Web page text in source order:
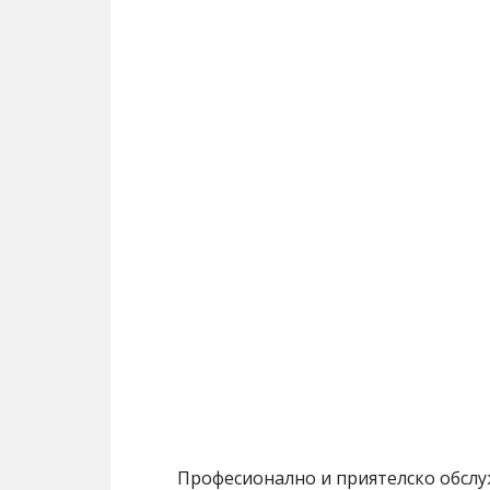
Професионално и приятелско